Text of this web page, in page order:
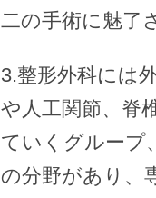
二の手術に魅了
3.整形外科には
や人工関節、脊
ていくグループ
の分野があり、